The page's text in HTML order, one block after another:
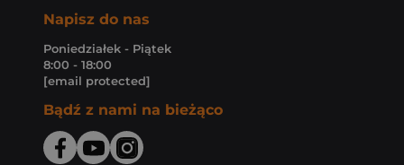
Napisz do nas
Poniedziałek - Piątek
8:00 - 18:00
[email protected]
Bądź z nami na bieżąco